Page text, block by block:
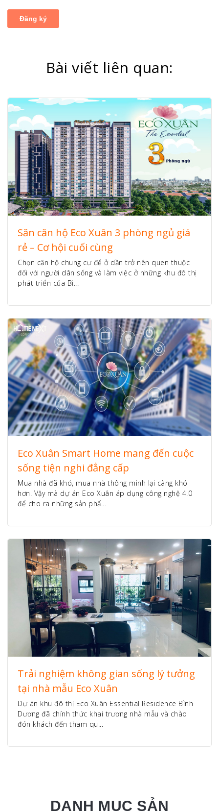
Bài viết liên quan:
Săn căn hộ Eco Xuân 3 phòng ngủ giá
rẻ – Cơ hội cuối cùng
Chọn căn hộ chung cư để ở dần trở nên quen thuộc
đối với người dân sống và làm việc ở những khu đô thị
phát triển của Bì...
Eco Xuân Smart Home mang đến cuộc
sống tiện nghi đẳng cấp
Mua nhà đã khó, mua nhà thông minh lại càng khó
hơn. Vậy mà dự án Eco Xuân áp dụng công nghệ 4.0
để cho ra những sản phẩ...
Trải nghiệm không gian sống lý tưởng
tại nhà mẫu Eco Xuân
Dự án khu đô thị Eco Xuân Essential Residence Bình
Dương đã chính thức khai trương nhà mẫu và chào
đón khách đến tham qu...
DANH MỤC SẢN